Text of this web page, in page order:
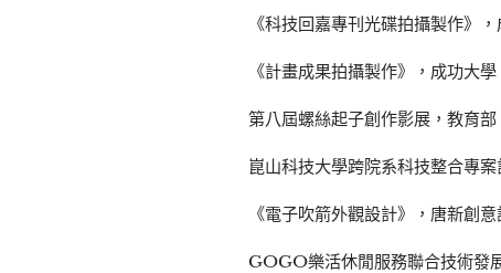
《科技回嘉專刊光碟拍攝製作》
《計畫成果拍攝製作》，成功大
第八屆螺絲起子創作影展，教育
崑山科技大學跨院系科技整合專
《電子吹箭外觀設計》，唐新創
GOGO樂活休閒服務聯合技術發